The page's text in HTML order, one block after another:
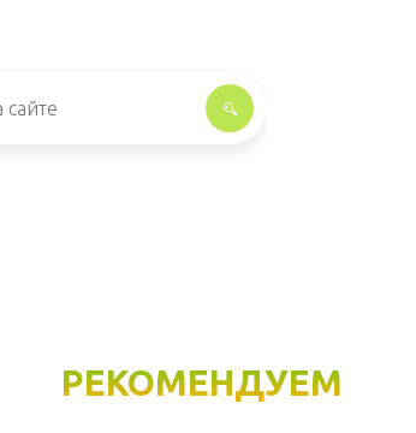
РЕКОМЕНДУЕМ